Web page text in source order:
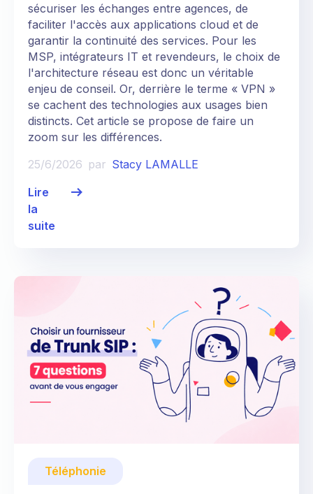
sécuriser les échanges entre agences, de
faciliter l'accès aux applications cloud et de
garantir la continuité des services. Pour les
MSP, intégrateurs IT et revendeurs, le choix de
l'architecture réseau est donc un véritable
enjeu de conseil. Or, derrière le terme « VPN »
se cachent des technologies aux usages bien
distincts. Cet article se propose de faire un
zoom sur les différences.
25/6/2026 par Stacy LAMALLE
Lire
la
suite
Téléphonie